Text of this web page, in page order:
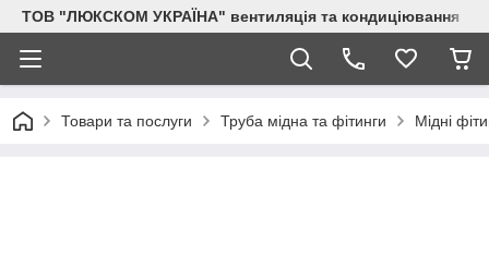
ТОВ "ЛЮКСКОМ УКРАЇНА" вентиляція та кондиціювання
Товари та послуги Труба мідна та фітинги Мідні